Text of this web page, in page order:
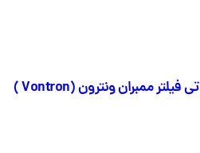
شرایط و محدودیت های عملیاتی فیلتر ممبران ونترون (Vontron )